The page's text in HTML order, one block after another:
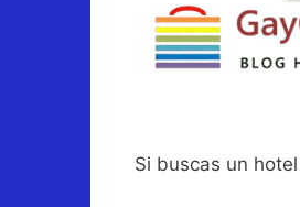
Si buscas un